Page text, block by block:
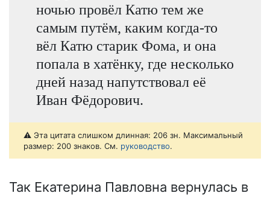
ночью провёл Катю тем же
самым путём, каким когда-то
вёл Катю старик Фома, и она
попала в хатёнку, где несколько
дней назад напутствовал её
Иван Фёдорович.
⚠️ Эта цитата слишком длинная: 206 зн. Максимальный
размер: 200 знаков. См. руководство.
Так Екатерина Павловна вернулась в